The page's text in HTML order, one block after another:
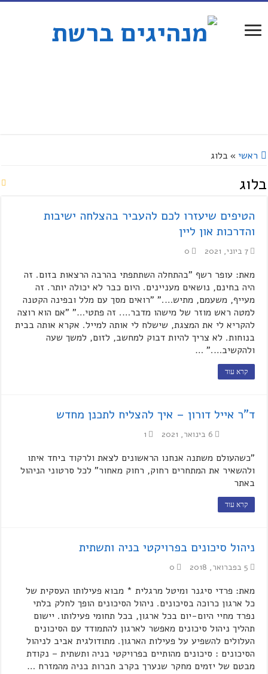
ראשי » בלוג
בלוג
הטיפים שיעזרו לכם להעביר בהצלחה ישיבות
והדרכות און ליין
7 ביוני, 2021 0
מאת: עופר רשף "בהתחלה השתתפתי בהרבה הרצאות בזום. זה
היה בחינם, נושאים מעניינים. היום כבר לא יכולה יותר. זה
מעייף, משעמם, מתיש…." "רואים מסך עם מלל ובפינה הקטנה
למטה ראש מוזר של מישהו מדבר…. זה פתטי…" "אם הוא רוצה
להקריא לי את המצגת, שישלח לי אותה למייל. אקרא אותה בבית
בנוחות. לא צריך להיות דבוק למחשב, לזום, למשך שעה
ולהקשיב…." …
קרא עוד
ד"ר אייל דורון – איך להצליח לתכנן מחדש
6 בינואר, 2021 1
"כשהעולם משתנה אנחנו הראשונים לצאת ולרקוד ביחד איתו
ולהשאיר את המתחרים רחוק, רחוק מאחור" לכל סרטוני הניהול
באתר
קרא עוד
ניהול סיכונים בפרויקטי בניה ותשתית
5 בפברואר, 2018 0
מאת: פרדי סיגנר ומיטל מרגלית * מבוא פעילותו העסקית של
כל ארגון כרוכה בסיכונים. ניהול הסיכונים הופך לחלק בלתי
נפרד מחיי היום-יום בכל ארגון, בכל תחומי פעילותו. יישום
תהליך ניהול סיכונים מאפשר לארגון להתמודד עם הסיכונים
העלולים להשפיע על פעילות הארגון. מתודולגית אביב לניהול
הסיכונים : סיכונים מהותיים בפרויקטי בניה ותשתית – נקודת
מבטם של יזמים מחקר שנערך בקרב חברות בניה מהמזרח …